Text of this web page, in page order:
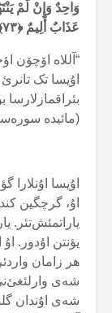
وَاحِدٌ وَإِنْ لَمْ
عَذَابٌ أَلِيمٌ ﴿۷۳
“آللاە اۆچۆن
اۇیسا تک
(مائیدە سورەسی؛
اۇیسا اۇنلارا
اۇ، گرچگین
یاراتمئش‌تئر.
یؤنتن اۇدور.
هر زامان
شەی
شەی اۇندان